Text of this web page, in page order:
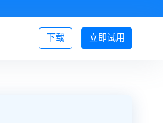
立即试用
下载 登录/注册